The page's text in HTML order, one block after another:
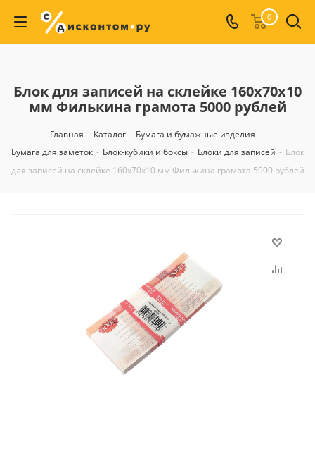
0
Блок для записей на склейке 160х70х10
мм Филькина грамота 5000 рублей
Главная - Каталог - Бумага и бумажные изделия -
Бумага для заметок - Блок-кубики и боксы - Блоки для записей - Блок
для записей на склейке 160х70х10 мм Филькина грамота 5000 рублей